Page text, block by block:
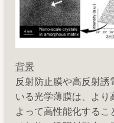
背景
反射防止膜や高反射
いる光学薄膜は、よ
よって高性能化するこ